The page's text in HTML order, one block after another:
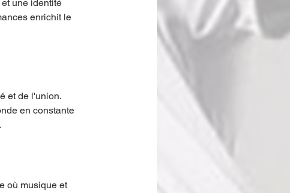
une identité
enrichit le
et de l'union.
en constante
où musique et